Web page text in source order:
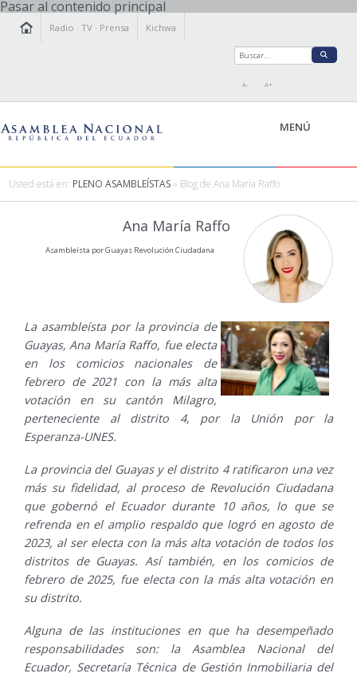
Pasar al contenido principal
Radio ·TV · Prensa Kichwa
A- A+
MENÚ
FISCALIZAMOS
RELACIONES INTERNACIONALES
Usted está en: PLENO ASAMBLEÍSTAS » Blog de Ana María Raffo
Ana María Raffo
Asambleísta por Guayas Revolución Ciudadana
La asambleísta por la provincia de
Guayas, Ana María Raffo, fue electa
en los comicios nacionales de
febrero de 2021 con la más alta
votación en su cantón Milagro,
perteneciente al distrito 4, por la Unión por la
Esperanza-UNES.
La provincia del Guayas y el distrito 4 ratificaron una vez
más su fidelidad, al proceso de Revolución Ciudadana
que gobernó el Ecuador durante 10 años, lo que se
refrenda en el amplio respaldo que logró en agosto de
2023, al ser electa con la más alta votación de todos los
distritos de Guayas. Así también, en los comicios de
febrero de 2025, fue electa con la más alta votación en
su distrito.
Alguna de las instituciones en que ha desempeñado
responsabilidades son: la Asamblea Nacional del
Ecuador, Secretaría Técnica de Gestión Inmobiliaria del